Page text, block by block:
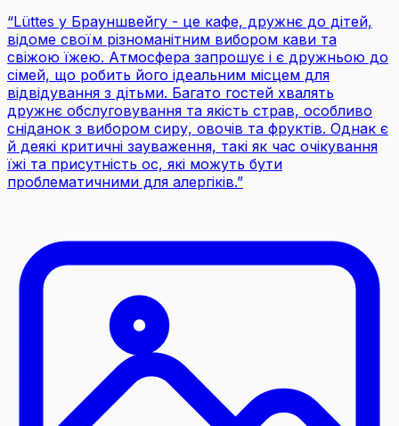
“Lüttes у Брауншвейгу - це кафе, дружнє до дітей,
відоме своїм різноманітним вибором кави та
свіжою їжею. Атмосфера запрошує і є дружньою до
сімей, що робить його ідеальним місцем для
відвідування з дітьми. Багато гостей хвалять
дружнє обслуговування та якість страв, особливо
сніданок з вибором сиру, овочів та фруктів. Однак є
й деякі критичні зауваження, такі як час очікування
їжі та присутність ос, які можуть бути
проблематичними для алергіків.”